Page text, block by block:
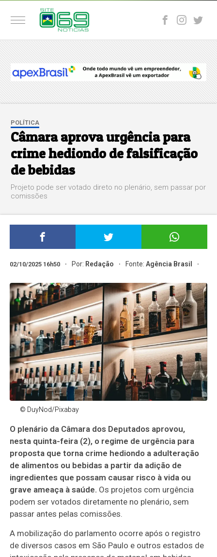
POLÍTICA
Câmara aprova urgência para
crime hediondo de falsificação
de bebidas
Projeto pode ser votado direto no plenário, sem passar por
comissões
02/10/2025 16h50 Por: Redação Fonte:Agência Brasil
© DuyNod/Pixabay
O plenário da Câmara dos Deputados aprovou,
nesta quinta-feira (2), o regime de urgência para
proposta que torna crime hediondo a adulteração
de alimentos ou bebidas a partir da adição de
ingredientes que possam causar risco à vida ou
grave ameaça à saúde. Os projetos com urgência
podem ser votados diretamente no plenário, sem
passar antes pelas comissões.
A mobilização do parlamento ocorre após o registro
de diversos casos em São Paulo e outros estados de